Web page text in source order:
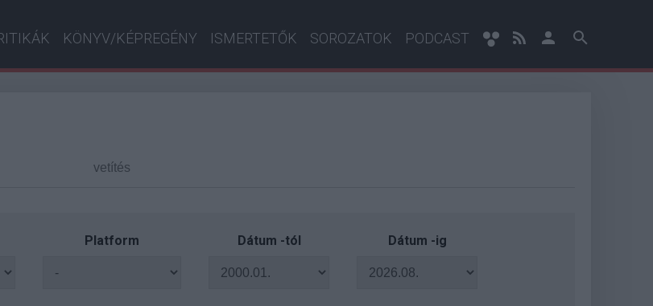
KÖNYV/KÉPREGÉNY ISMERTETŐK SOROZATOK PODCAST
Platform Dátum -tól Dátum -ig